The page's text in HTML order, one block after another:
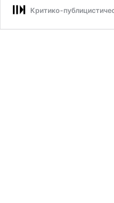
Критико-